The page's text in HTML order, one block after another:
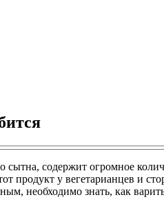
содержит огромное
продукт у вегетарианцев и
необходимо знать, как